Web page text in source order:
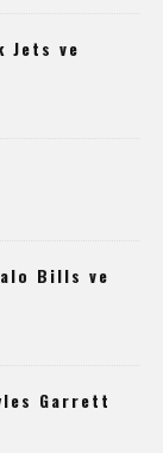
Jets ve
Bills ve
Garrett